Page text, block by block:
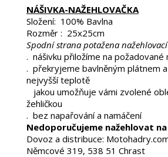
NÁŠIVKA-NAŽEHLOVAČKA
Složení: 100% Bavlna
Rozměr : 25x25cm
Spodní strana potažena
. nášivku přiložíme na požadované
. překryjeme bavlněným plátnem
nejvyšší teplotě
jakou umožňuje vámi zvolené
žehličkou
. bez napařování a namáčení
Nedoporučujeme nažehlovat
Dovoz a distribuce:
Němcové 319, 538 51 Chrast